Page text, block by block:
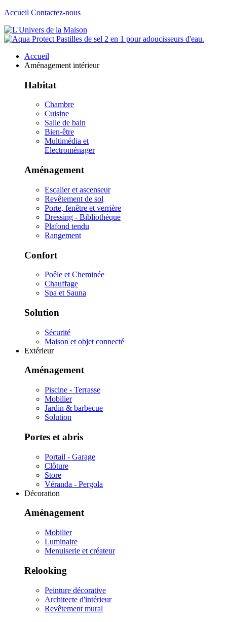
Accueil Contactez-nous
Accueil
Aménagement intérieur
Habitat
Chambre
Cuisine
Salle de bain
Bien-être
Multimédia et
Electroménager
Aménagement
Escalier et ascenseur
Revêtement de sol
Porte, fenêtre et verrière
Dressing - Bibliothèque
Plafond tendu
Rangement
Confort
Poêle et Cheminée
Chauffage
Spa et Sauna
Solution
Sécurité
Maison et objet connecté
Extérieur
Aménagement
Piscine - Terrasse
Mobilier
Jardin & barbecue
Solution
Portes et abris
Portail - Garage
Clôture
Store
Véranda - Pergola
Décoration
Aménagement
Mobilier
Luminaire
Menuiserie et créateur
Relooking
Peinture décorative
Architecte d'intérieur
Revêtement mural